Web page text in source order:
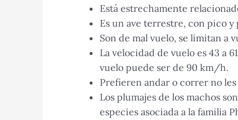
Está estrechamente
Es un ave terrestre, con pico y
Son de mal vuelo, se limitan a
La velocidad de vuelo es 43 a
vuelo puede ser de 90 km/h.
Prefieren andar o correr no les
Los plumajes de los machos
especies asociada a la familia